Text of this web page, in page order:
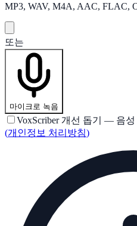
MP3, WAV, M4A, AAC, FLAC,
또는
마이크로 녹음
VoxScriber 개선 돕기 — 음
(개인정보 처리방침)